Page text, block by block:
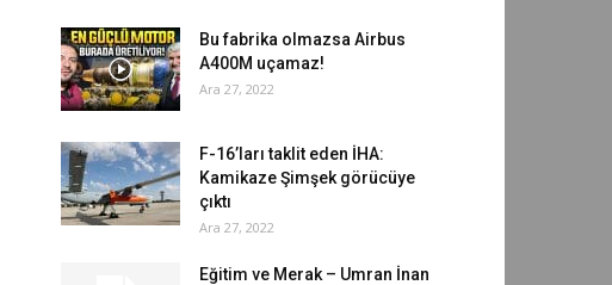
Bu fabrika olmazsa Airbus
A400M uçamaz!
Ara 27, 2022
F-16’ları taklit eden İHA:
Kamikaze Şimşek görücüye
çıktı
Ara 27, 2022
Eğitim ve Merak – Umran İnan